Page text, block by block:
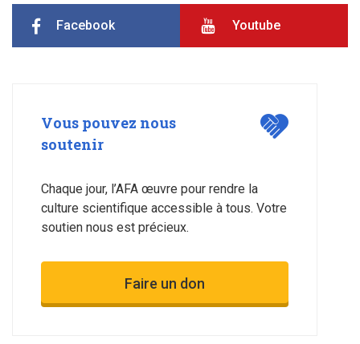
Facebook Youtube
Vous pouvez nous
soutenir
Chaque jour, l’AFA œuvre pour rendre la
culture scientifique accessible à tous. Votre
soutien nous est précieux.
Faire un don